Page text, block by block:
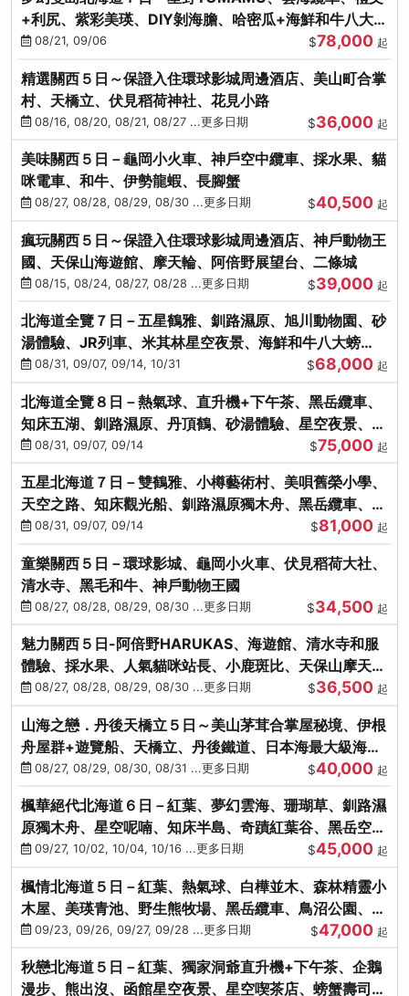
+利尻、紫彩美瑛、DIY剝海膽、哈密瓜+海鮮和牛八大螃
蟹吃到飽
08/21, 09/06 $78,000 起
精選關西５日～保證入住環球影城周邊酒店、美山町合掌
村、天橋立、伏見稻荷神社、花見小路
08/16, 08/20, 08/21, 08/27 ...更多日期 $36,000 起
美味關西５日－龜岡小火車、神戶空中纜車、採水果、貓
咪電車、和牛、伊勢龍蝦、長腳蟹
08/27, 08/28, 08/29, 08/30 ...更多日期 $40,500 起
瘋玩關西５日～保證入住環球影城周邊酒店、神戶動物王
國、天保山海遊館、摩天輪、阿倍野展望台、二條城
08/15, 08/24, 08/27, 08/28 ...更多日期 $39,000 起
北海道全覽７日－五星鶴雅、釧路濕原、旭川動物園、砂
湯體驗、JR列車、米其林星空夜景、海鮮和牛八大螃
蟹、卡哇依熊牧場
08/31, 09/07, 09/14, 10/31 $68,000 起
北海道全覽８日－熱氣球、直升機+下午茶、黑岳纜車、
知床五湖、釧路濕原、丹頂鶴、砂湯體驗、星空夜景、洞
爺花火、螃蟹懷石料理
08/31, 09/07, 09/14 $75,000 起
五星北海道７日－雙鶴雅、小樽藝術村、美唄舊榮小學、
天空之路、知床觀光船、釧路濕原獨木舟、黑岳纜車、流
冰硝子館DIY玻璃杯
08/31, 09/07, 09/14 $81,000 起
童樂關西５日－環球影城、龜岡小火車、伏見稻荷大社、
清水寺、黑毛和牛、神戶動物王國
08/27, 08/28, 08/29, 08/30 ...更多日期 $34,500 起
魅力關西５日-阿倍野HARUKAS、海遊館、清水寺和服
體驗、採水果、人氣貓咪站長、小鹿斑比、天保山摩天
輪、水上巴士
08/27, 08/28, 08/29, 08/30 ...更多日期 $36,500 起
山海之戀．丹後天橋立５日～美山茅茸合掌屋秘境、伊根
舟屋群+遊覽船、天橋立、丹後鐵道、日本海最大級海鮮
市場08/27, 08/29, 08/30, 08/31 ...更多日期 $40,000 起
楓華絕代北海道６日－紅葉、夢幻雲海、珊瑚草、釧路濕
原獨木舟、星空呢喃、知床半島、奇蹟紅葉谷、黑岳空中
纜車、旭山動物園
09/27, 10/02, 10/04, 10/16 ...更多日期 $45,000 起
楓情北海道５日－紅葉、熱氣球、白樺並木、森林精靈小
木屋、美瑛青池、野生熊牧場、黑岳纜車、鳥沼公園、紅
葉奇蹟谷、螃蟹吃到飽
09/23, 09/26, 09/27, 09/28 ...更多日期 $47,000 起
秋戀北海道５日－紅葉、獨家洞爺直升機+下午茶、企鵝
漫步、熊出沒、函館星空夜景、星空喫茶店、螃蟹壽司、